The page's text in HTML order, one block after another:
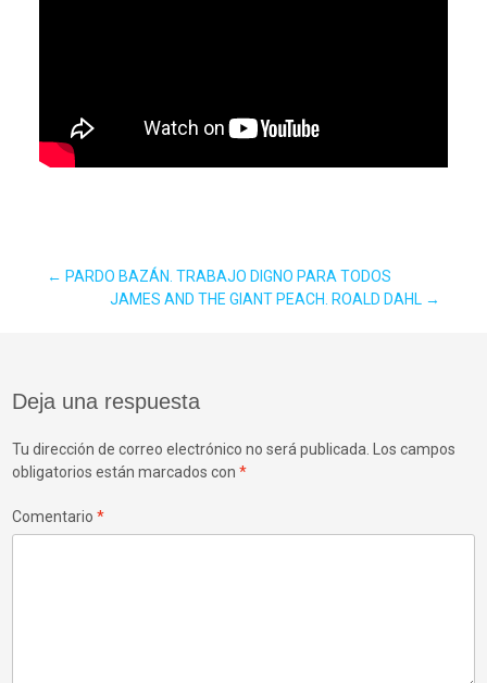
Navegación
entradas
← PARDO BAZÁN. TRABAJO DIGNO PARA TODOS
JAMES AND THE GIANT PEACH. ROALD DAHL →
Deja una respuesta
Tu dirección de correo electrónico no será publicada.
Los campos
obligatorios están marcados con*
Comentario*